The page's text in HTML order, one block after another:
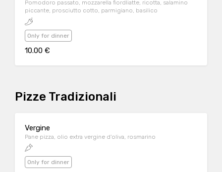
Pomodoro passato, mozzarella fiordliatte, ricotta, salamino
piccante, prosciutto cotto, parmigiano, basilico
Only for dinner
10.00 €
Pizze Tradizionali
Vergine
Pane pizza, olio extra vergine d'oliva, rosmarino
Only for dinner